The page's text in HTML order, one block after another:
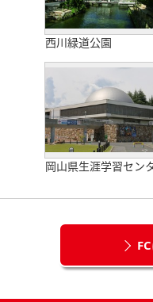
西川緑道公園
岡山県生涯学習セン